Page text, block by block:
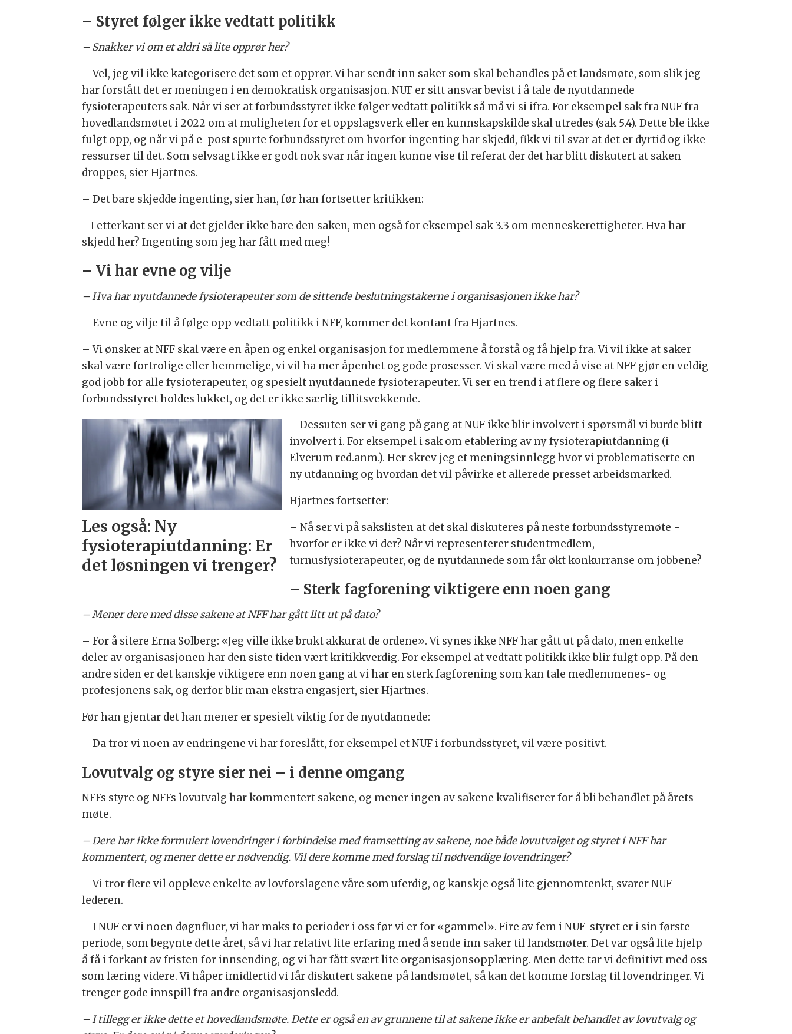
– Styret følger ikke vedtatt politikk
– Snakker vi om et aldri så lite opprør her?
– Vel, jeg vil ikke kategorisere det som et opprør. Vi har sendt inn saker som skal behandles på et landsmøte, som slik jeg
har forstått det er meningen i en demokratisk organisasjon. NUF er sitt ansvar bevist i å tale de nyutdannede
fysioterapeuters sak. Når vi ser at forbundsstyret ikke følger vedtatt politikk så må vi si ifra. For eksempel sak fra NUF fra
hovedlandsmøtet i 2022 om at muligheten for et oppslagsverk eller en kunnskapskilde skal utredes (sak 5.4). Dette ble ikke
fulgt opp, og når vi på e-post spurte forbundsstyret om hvorfor ingenting har skjedd, fikk vi til svar at det er dyrtid og ikke
ressurser til det. Som selvsagt ikke er godt nok svar når ingen kunne vise til referat der det har blitt diskutert at saken
droppes, sier Hjartnes.
– Det bare skjedde ingenting, sier han, før han fortsetter kritikken:
- I etterkant ser vi at det gjelder ikke bare den saken, men også for eksempel sak 3.3 om menneskerettigheter. Hva har
skjedd her? Ingenting som jeg har fått med meg!
– Vi har evne og vilje
– Hva har nyutdannede fysioterapeuter som de sittende beslutningstakerne i organisasjonen ikke har?
– Evne og vilje til å følge opp vedtatt politikk i NFF, kommer det kontant fra Hjartnes.
– Vi ønsker at NFF skal være en åpen og enkel organisasjon for medlemmene å forstå og få hjelp fra. Vi vil ikke at saker
skal være fortrolige eller hemmelige, vi vil ha mer åpenhet og gode prosesser. Vi skal være med å vise at NFF gjør en veldig
god jobb for alle fysioterapeuter, og spesielt nyutdannede fysioterapeuter. Vi ser en trend i at flere og flere saker i
forbundsstyret holdes lukket, og det er ikke særlig tillitsvekkende.
Les også: Ny
fysioterapiutdanning: Er
det løsningen vi trenger?
– Dessuten ser vi gang på gang at NUF ikke blir involvert i spørsmål vi burde blitt
involvert i. For eksempel i sak om etablering av ny fysioterapiutdanning (i
Elverum red.anm.). Her skrev jeg et meningsinnlegg hvor vi problematiserte en
ny utdanning og hvordan det vil påvirke et allerede presset arbeidsmarked.
Hjartnes fortsetter:
– Nå ser vi på sakslisten at det skal diskuteres på neste forbundsstyremøte -
hvorfor er ikke vi der? Når vi representerer studentmedlem,
turnusfysioterapeuter, og de nyutdannede som får økt konkurranse om jobbene?
– Sterk fagforening viktigere enn noen gang
– Mener dere med disse sakene at NFF har gått litt ut på dato?
– For å sitere Erna Solberg: «Jeg ville ikke brukt akkurat de ordene». Vi synes ikke NFF har gått ut på dato, men enkelte
deler av organisasjonen har den siste tiden vært kritikkverdig. For eksempel at vedtatt politikk ikke blir fulgt opp. På den
andre siden er det kanskje viktigere enn noen gang at vi har en sterk fagforening som kan tale medlemmenes- og
profesjonens sak, og derfor blir man ekstra engasjert, sier Hjartnes.
Før han gjentar det han mener er spesielt viktig for de nyutdannede:
– Da tror vi noen av endringene vi har foreslått, for eksempel et NUF i forbundsstyret, vil være positivt.
Lovutvalg og styre sier nei – i denne omgang
NFFs styre og NFFs lovutvalg har kommentert sakene, og mener ingen av sakene kvalifiserer for å bli behandlet på årets
møte.
– Dere har ikke formulert lovendringer i forbindelse med framsetting av sakene, noe både lovutvalget og styret i NFF har
kommentert, og mener dette er nødvendig. Vil dere komme med forslag til nødvendige lovendringer?
– Vi tror flere vil oppleve enkelte av lovforslagene våre som uferdig, og kanskje også lite gjennomtenkt, svarer NUF-
lederen.
– I NUF er vi noen døgnfluer, vi har maks to perioder i oss før vi er for «gammel». Fire av fem i NUF-styret er i sin første
periode, som begynte dette året, så vi har relativt lite erfaring med å sende inn saker til landsmøter. Det var også lite hjelp
å få i forkant av fristen for innsending, og vi har fått svært lite organisasjonsopplæring. Men dette tar vi definitivt med oss
som læring videre. Vi håper imidlertid vi får diskutert sakene på landsmøtet, så kan det komme forslag til lovendringer. Vi
trenger gode innspill fra andre organisasjonsledd.
– I tillegg er ikke dette et hovedlandsmøte. Dette er også en av grunnene til at sakene ikke er anbefalt behandlet av lovutvalg og